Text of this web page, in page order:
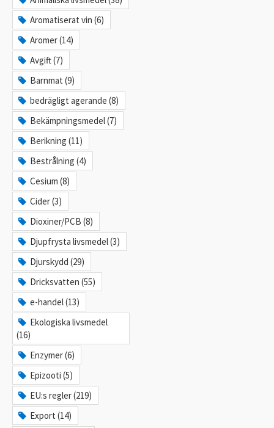
Aromatiserat vin (6)
Aromer (14)
Avgift (7)
Barnmat (9)
bedrägligt agerande (8)
Bekämpningsmedel (7)
Berikning (11)
Bestrålning (4)
Cesium (8)
Cider (3)
Dioxiner/PCB (8)
Djupfrysta livsmedel (3)
Djurskydd (29)
Dricksvatten (55)
e-handel (13)
Ekologiska livsmedel
(16)
Enzymer (6)
Epizooti (5)
EU:s regler (219)
Export (14)